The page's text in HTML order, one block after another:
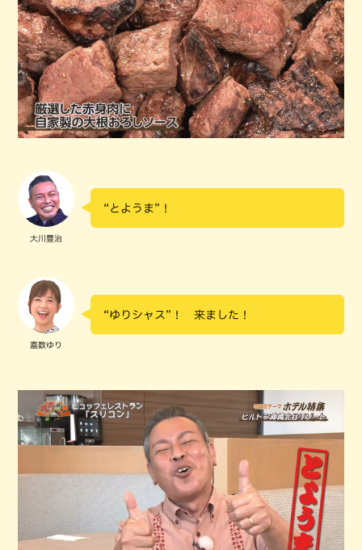
大川豊治
“とようま”！
嘉数ゆり
“ゆりシャス”！ 来ました！